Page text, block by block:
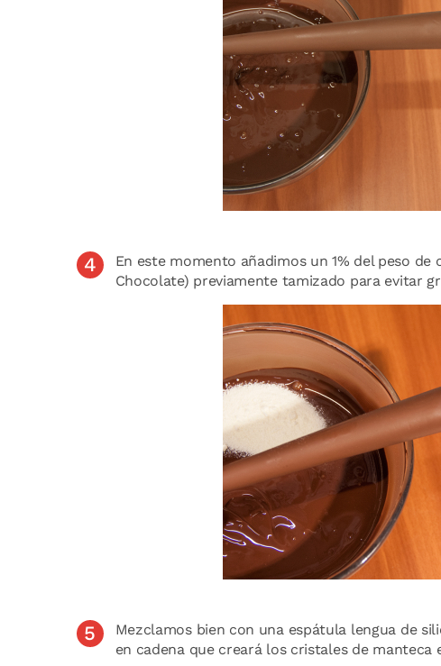
En este momento añadimos un 1% del peso de
Chocolate) previamente tamizado para evitar
Mezclamos bien con una espátula lengua de
en cadena que creará los cristales de manteca